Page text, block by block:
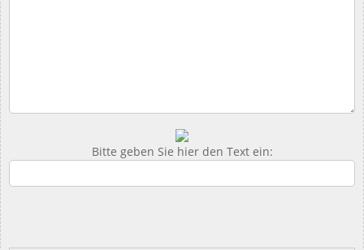
Bitte geben Sie hier den Text ein: